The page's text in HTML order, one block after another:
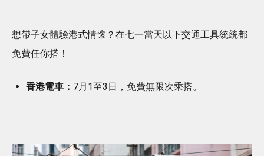
想帶子女體驗港式情懷？在七一當天以下交通工具統統都
免費任你搭！
香港電車： 7月1至3日，免費無限次乘搭。